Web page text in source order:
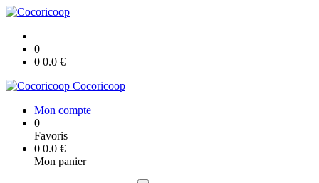
0
0 0.0 €
Cocoricoop
Mon compte
0
Favoris
0 0.0 €
Mon panier